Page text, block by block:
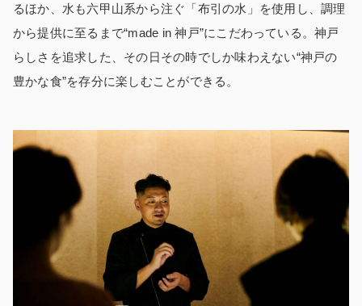
るほか、水も六甲山系から注ぐ「布引の水」を使用し、調理
から提供に至るまで“made in 神戸”にこだわっている。神戸
らしさを追求した、その日その時でしか味わえない“神戸の
豊かな食”を存分に楽しむことができる。